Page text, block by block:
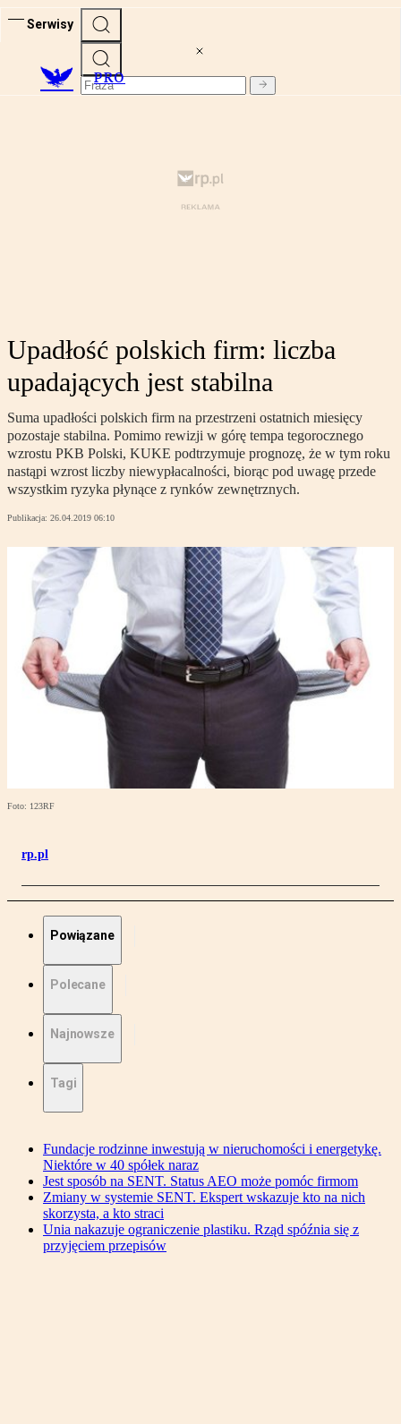
Serwisy
PRO
Upadłość polskich firm: liczba
upadających jest stabilna
Suma upadłości polskich firm na przestrzeni ostatnich miesięcy
pozostaje stabilna. Pomimo rewizji w górę tempa tegorocznego
wzrostu PKB Polski, KUKE podtrzymuje prognozę, że w tym roku
nastąpi wzrost liczby niewypłacalności, biorąc pod uwagę przede
wszystkim ryzyka płynące z rynków zewnętrznych.
Publikacja: 26.04.2019 06:10
Foto: 123RF
rp.pl
Powiązane
Polecane
Najnowsze
Tagi
Fundacje rodzinne inwestują w nieruchomości i energetykę.
Niektóre w 40 spółek naraz
Jest sposób na SENT. Status AEO może pomóc firmom
Zmiany w systemie SENT. Ekspert wskazuje kto na nich
skorzysta, a kto straci
Unia nakazuje ograniczenie plastiku. Rząd spóźnia się z
przyjęciem przepisów